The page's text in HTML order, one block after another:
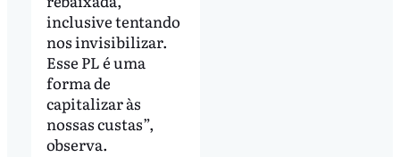
inclusive tentando
nos invisibilizar.
Esse PL é uma
forma de
capitalizar às
nossas custas”,
observa.